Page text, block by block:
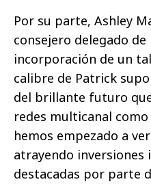
Por su parte, Ashley
consejero delegado de
incorporación de un
calibre de Patrick
del brillante futuro
redes multicanal
hemos empezado a
atrayendo inversiones
destacadas por parte